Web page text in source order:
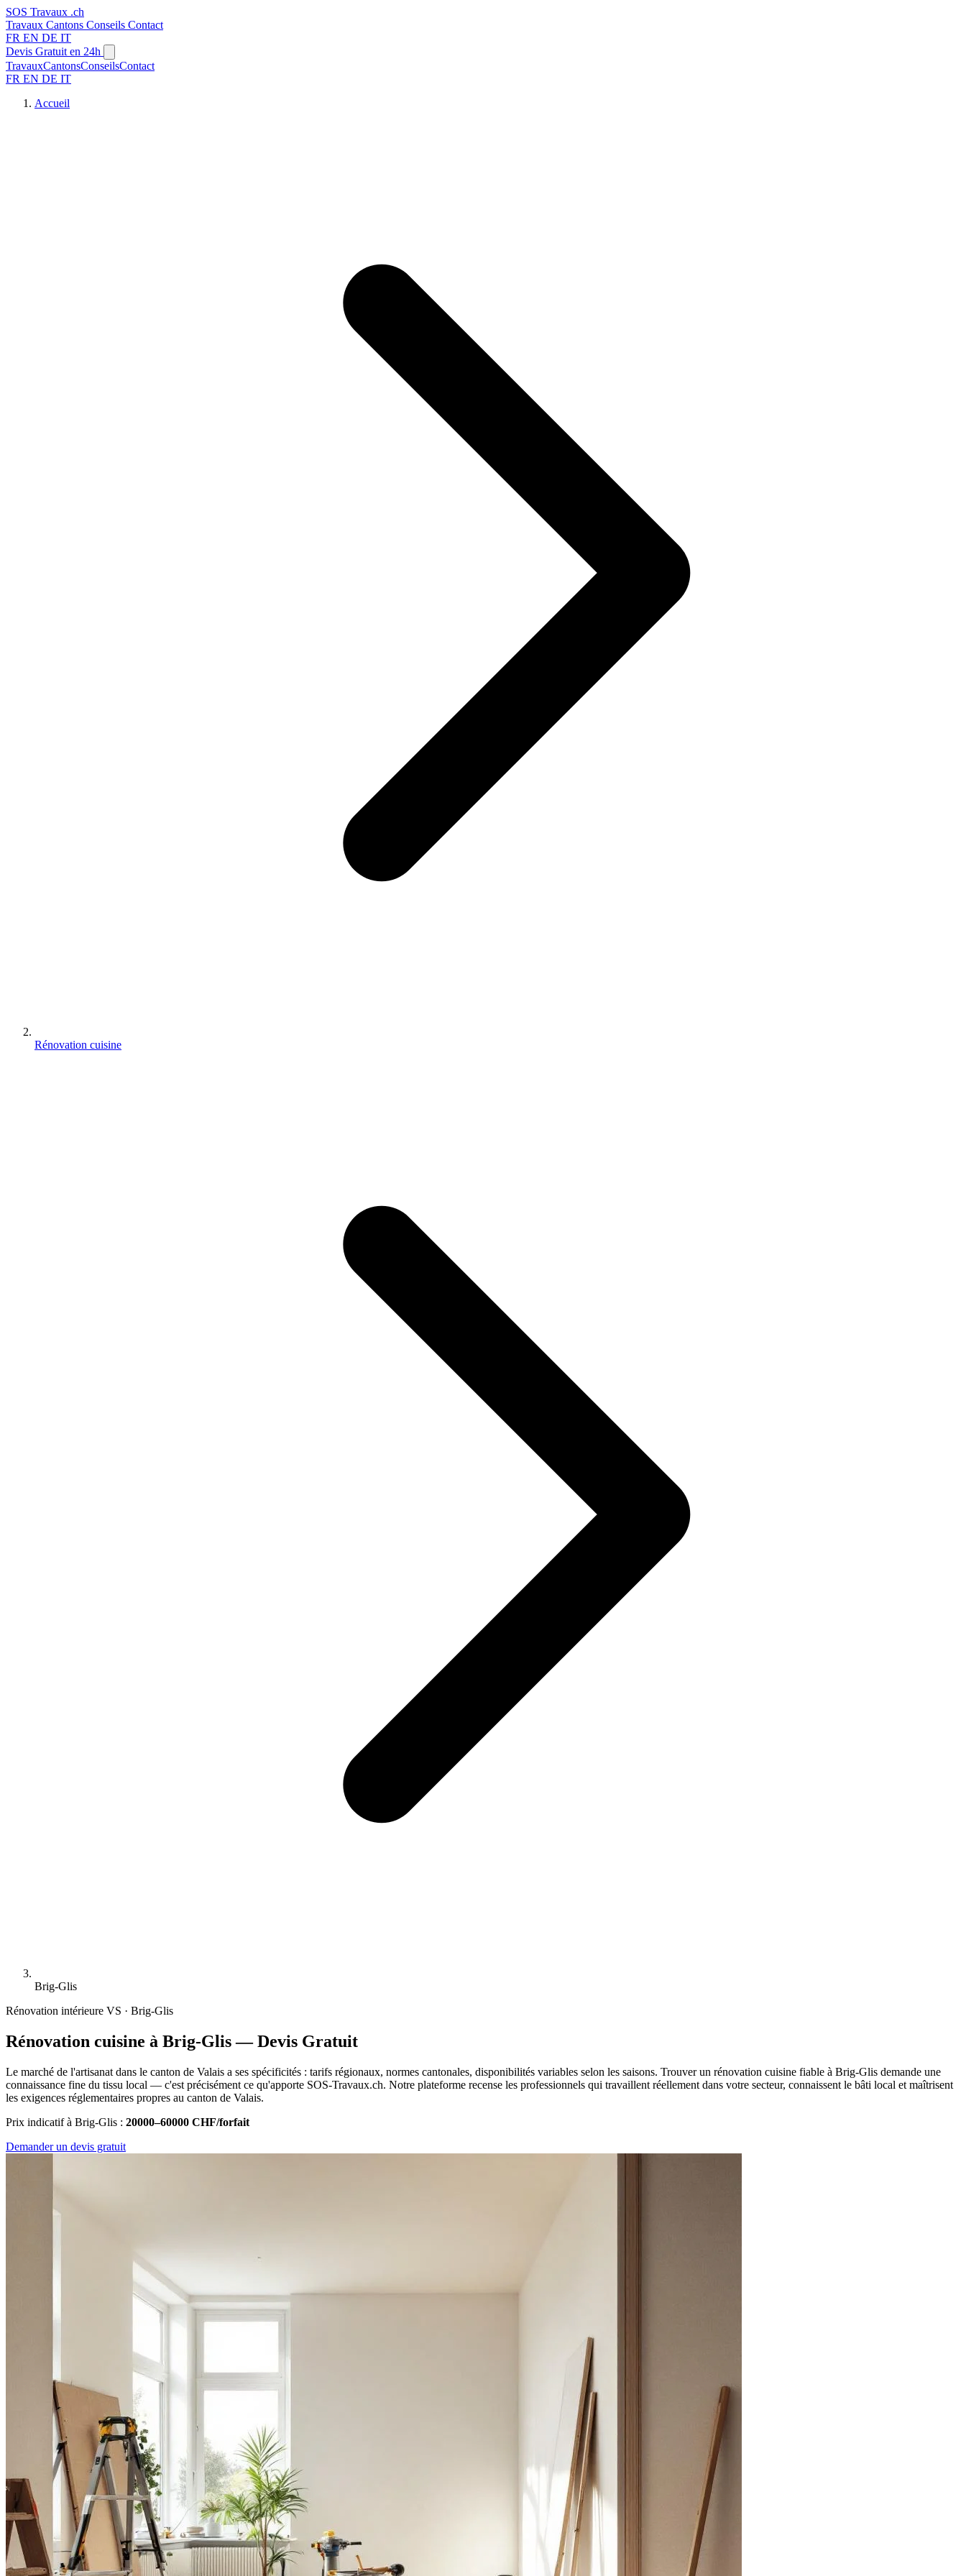
SOS Travaux .ch
Travaux Cantons Conseils Contact
FR EN DE IT
Devis Gratuit en 24h
TravauxCantonsConseilsContact
FR EN DE IT
Accueil
Rénovation cuisine
Brig-Glis
Rénovation intérieure VS · Brig-Glis
Rénovation cuisine à Brig-Glis — Devis Gratuit
Le marché de l'artisanat dans le canton de Valais a ses spécificités : tarifs régionaux, normes cantonales, disponibilités variables selon les saisons. Trouver un rénovation cuisine fiable à Brig-Glis demande une
connaissance fine du tissu local — c'est précisément ce qu'apporte SOS-Travaux.ch. Notre plateforme recense les professionnels qui travaillent réellement dans votre secteur, connaissent le bâti local et maîtrisent
les exigences réglementaires propres au canton de Valais.
Prix indicatif à Brig-Glis : 20000–60000 CHF/forfait
Demander un devis gratuit